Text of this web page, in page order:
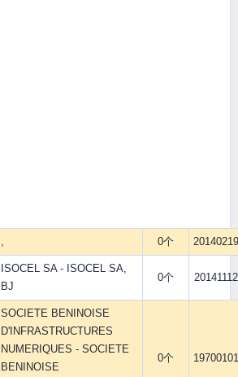
, 0个 20140219
ISOCEL SA - ISOCEL SA,
BJ
0个 20141112
SOCIETE BENINOISE
D'INFRASTRUCTURES
NUMERIQUES - SOCIETE
BENINOISE
0个 19700101